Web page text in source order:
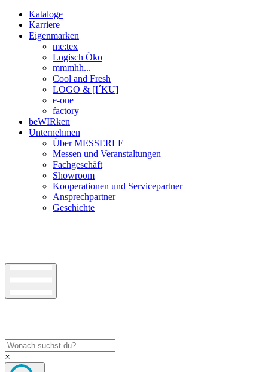
Kataloge
Karriere
Eigenmarken
me:tex
Logisch Öko
mmmhh...
Cool and Fresh
LOGO & [I´KU]
e-one
factory
beWIRken
Unternehmen
Über MESSERLE
Messen und Veranstaltungen
Fachgeschäft
Showroom
Kooperationen und Servicepartner
Ansprechpartner
Geschichte
×